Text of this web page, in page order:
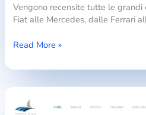
Vengono recensite tutte le
Fiat alle Mercedes, dalle Ferrari
Modelli
auto:
caratteristiche
Read More »